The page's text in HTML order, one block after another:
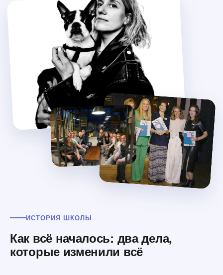
ИСТОРИЯ ШКОЛЫ
Как всё началось: два дела,
которые изменили всё